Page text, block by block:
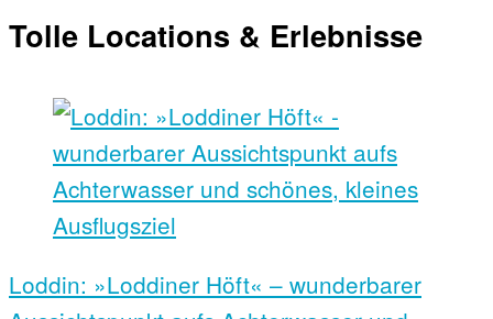
Tolle Locations & Erlebnisse
Loddin: »Loddiner Höft« – wunderbarer